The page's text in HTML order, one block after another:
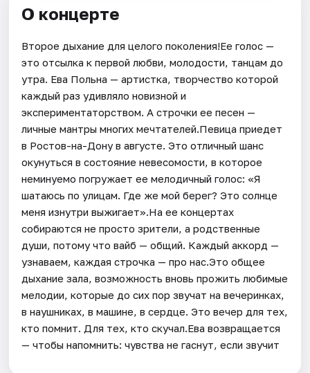
О концерте
Второе дыхание для целого поколения!Ее голос —
это отсылка к первой любви, молодости, танцам до
утра. Ева Польна — артистка, творчество которой
каждый раз удивляло новизной и
экспериментаторством. А строчки ее песен —
личные мантры многих мечтателей.Певица приедет
в Ростов-на-Дону в августе. Это отличный шанс
окунуться в состояние невесомости, в которое
неминуемо погружает ее мелодичный голос: «Я
шатаюсь по улицам. Где же мой берег? Это солнце
меня изнутри выжигает».На ее концертах
собираются не просто зрители, а родственные
души, потому что вайб — общий. Каждый аккорд —
узнаваем, каждая строчка — про нас.Это общее
дыхание зала, возможность вновь прожить любимые
мелодии, которые до сих пор звучат на вечеринках,
в наушниках, в машине, в сердце. Это вечер для тех,
кто помнит. Для тех, кто скучал.Ева возвращается
— чтобы напомнить: чувства не гаснут, если звучит